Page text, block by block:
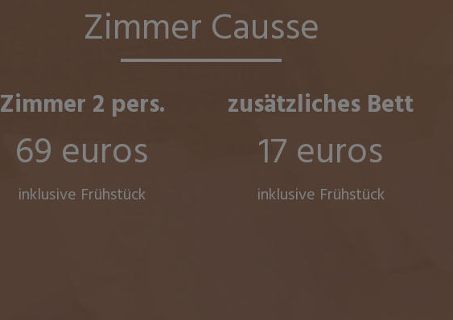
Zimmer Causse
Zimmer 2 pers.
69 euros
inklusive Frühstück
zusätzliches Bett
17 euros
inklusive Frühstück